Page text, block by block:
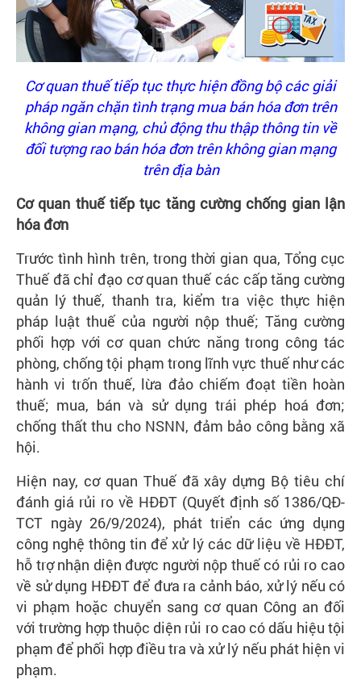
Cơ quan thuế tiếp tục thực hiện đồng bộ các giải
pháp ngăn chặn tình trạng mua bán hóa đơn trên
không gian mạng, chủ động thu thập thông tin về
đối tượng rao bán hóa đơn trên không gian mạng
trên địa bàn
Cơ quan thuế tiếp tục tăng cường chống gian lận
hóa đơn
Trước tình hình trên, trong thời gian qua, Tổng cục
Thuế đã chỉ đạo cơ quan thuế các cấp tăng cường
quản lý thuế, thanh tra, kiểm tra việc thực hiện
pháp luật thuế của người nộp thuế; Tăng cường
phối hợp với cơ quan chức năng trong công tác
phòng, chống tội phạm trong lĩnh vực thuế như các
hành vi trốn thuế, lừa đảo chiếm đoạt tiền hoàn
thuế; mua, bán và sử dụng trái phép hoá đơn;
chống thất thu cho NSNN, đảm bảo công bằng xã
hội.
Hiện nay, cơ quan Thuế đã xây dựng Bộ tiêu chí
đánh giá rủi ro về HĐĐT (Quyết định số 1386/QĐ-
TCT ngày 26/9/2024), phát triển các ứng dụng
công nghệ thông tin để xử lý các dữ liệu về HĐĐT,
hỗ trợ nhận diện được người nộp thuế có rủi ro cao
về sử dụng HĐĐT để đưa ra cảnh báo, xử lý nếu có
vi phạm hoặc chuyển sang cơ quan Công an đối
với trường hợp thuộc diện rủi ro cao có dấu hiệu tội
phạm để phối hợp điều tra và xử lý nếu phát hiện vi
phạm.